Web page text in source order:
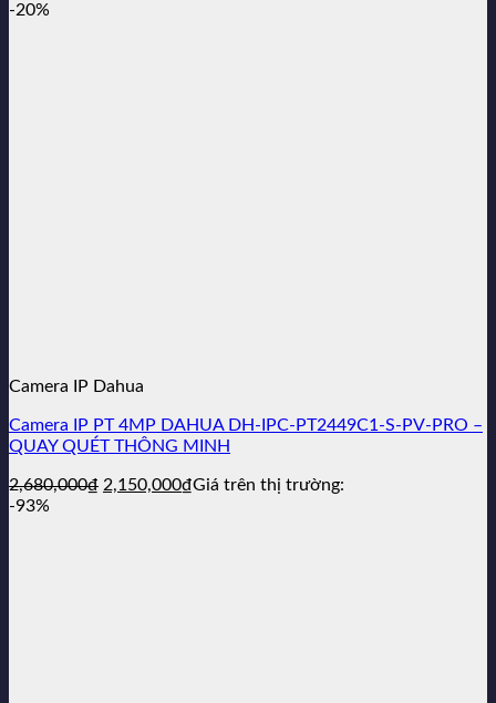
-20%
Camera IP Dahua
Camera IP PT 4MP DAHUA DH-IPC-PT2449C1-S-PV-PRO –
QUAY QUÉT THÔNG MINH
2,680,000₫ Giá
2,150,000₫Giá
Giá trên thị trường:
-93%